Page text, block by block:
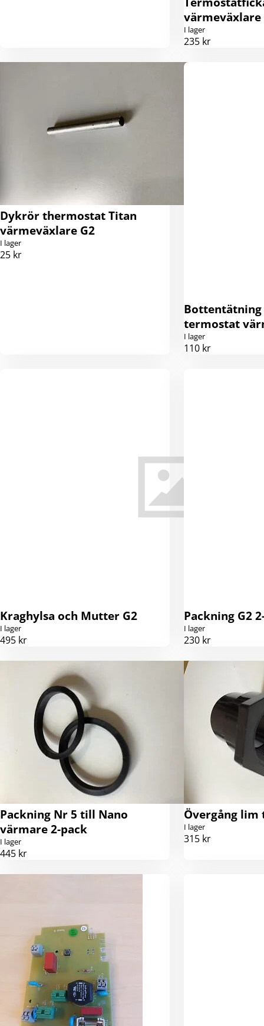
värmeväxlare
I lager
235 kr
Dykrör thermostat Titan
värmeväxlare G2
I lager
25 kr
termostat
I lager
110 kr
Kraghylsa och Mutter G2
I lager
495 kr
Packning G2
I lager
230 kr
Packning Nr 5 till Nano
värmare 2-pack
I lager
445 kr
Övergång lim
I lager
315 kr